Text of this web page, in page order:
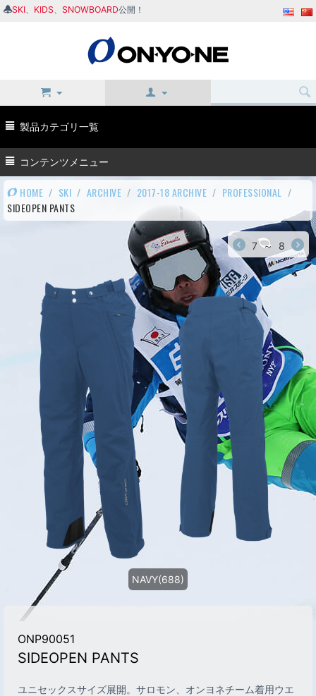
SKI KIDS SNOWBOARD公開！
製品カテゴリ一覧
コンテンツメニュー
HOME / SKI / ARCHIVE / 2017-18 ARCHIVE / PROFESSIONAL
/
SIDEOPEN PANTS
7 ～ 8
NAVY(688)
ONP90051
SIDEOPEN PANTS
ユニセックスサイズ展開。サロモン、オンヨネチーム着用ウエ